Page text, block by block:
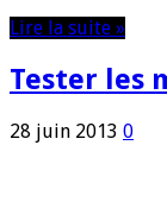
Lire la suite »
Tester les
28 juin 2013 0